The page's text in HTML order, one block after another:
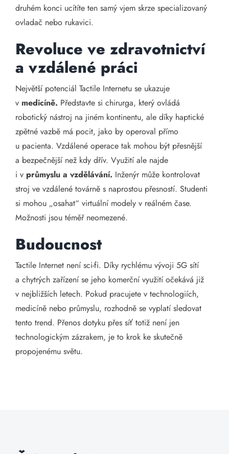
druhém konci ucítíte ten samý vjem skrze specializovaný
ovladač nebo rukavici.
Revoluce ve zdravotnictví
a vzdálené práci
Největší potenciál Tactile Internetu se ukazuje
v medicíně. Představte si chirurga, který ovládá
robotický nástroj na jiném kontinentu, ale díky haptické
zpětné vazbě má pocit, jako by operoval přímo
u pacienta. Vzdálené operace tak mohou být přesnější
a bezpečnější než kdy dřív. Využití ale najde
i v průmyslu a vzdělávání. Inženýr může kontrolovat
stroj ve vzdálené továrně s naprostou přesností. Studenti
si mohou „osahat“ virtuální modely v reálném čase.
Možnosti jsou téměř neomezené.
Budoucnost
Tactile Internet není sci-fi. Díky rychlému vývoji 5G sítí
a chytrých zařízení se jeho komerční využití očekává již
v nejbližších letech. Pokud pracujete v technologiích,
medicíně nebo průmyslu, rozhodně se vyplatí sledovat
tento trend. Přenos dotyku přes síť totiž není jen
technologickým zázrakem, je to krok ke skutečně
propojenému světu.